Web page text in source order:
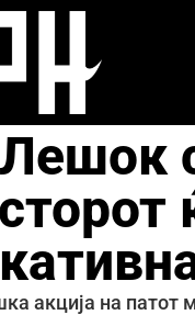
акција на патот